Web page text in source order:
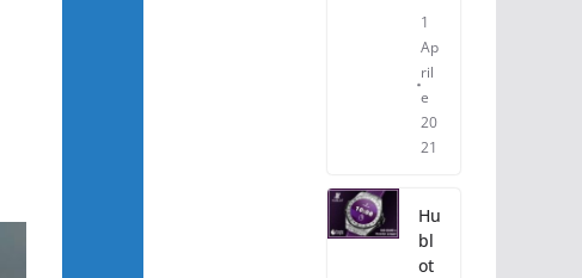
1
Ap
ril
e
20
21
Hu
bl
ot